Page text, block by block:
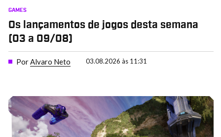
GAMES
Os lançamentos de jogos desta semana
(03 a 09/08)
PorAlvaro Neto 03.08.2026 às 11:31